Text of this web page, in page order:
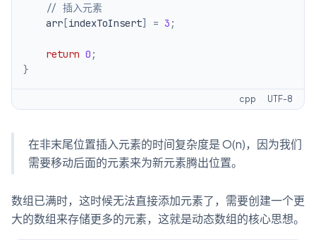
// 插入元素
    arr
[indexToInsert] = 3 ;
return 0 ;
}
cpp UTF-8
在非末尾位置插入元素的时间复杂度是 O(n)，因为我们
需要移动后面的元素来为新元素腾出位置。
数组已满时，这时候无法直接添加元素了，需要创建一个更
大的数组来存储更多的元素，这就是动态数组的核心思想。